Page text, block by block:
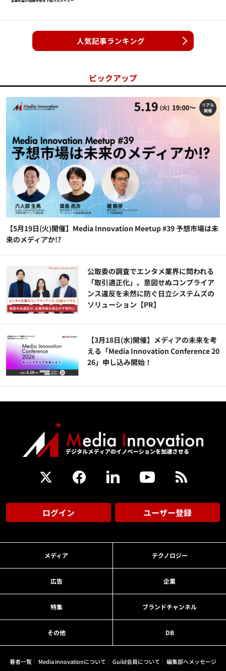
人気記事ランキング
ピックアップ
【5月19日(火)開催】Media Innovation Meetup #39 予想市場は未
来のメディアか!?
公​​取委の調査でエンタメ業界に問われる
「取引適正化」。意図せぬコンプライア
ンス違反を未然に防ぐ日立システムズの
ソリューション​【PR】
【3月18日(水)開催】メディアの未来を考
える「Media Innovation Conference 20
26」申し込み開始！
ログイン ユーザー登録
メディア テクノロジー
広告 企業
特集 ブランドチャンネル
その他 DB
著者一覧 Media Innovationについて Guild会員について
編集部へメッセージ